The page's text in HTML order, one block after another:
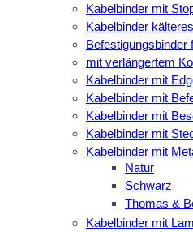
Kabelbinder mit
Kabelbinder
Befestigungsbinder
mit verlängertem
Kabelbinder mit
Kabelbinder mit
Kabelbinder mit
Kabelbinder mit
Kabelbinder mit
Natur
Schwarz
Thomas &
Kabelbinder mit